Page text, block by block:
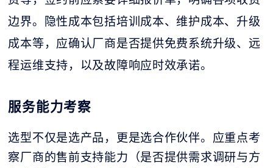
边界。隐性成本包括培训成本、维护成本、升级
成本等，应确认厂商是否提供免费系统升级、远
程运维支持，以及故障响应时效承诺。
服务能力考察
选型不仅是选产品，更是选合作伙伴。应重点考
察厂商的售前支持能力（是否提供需求调研与方